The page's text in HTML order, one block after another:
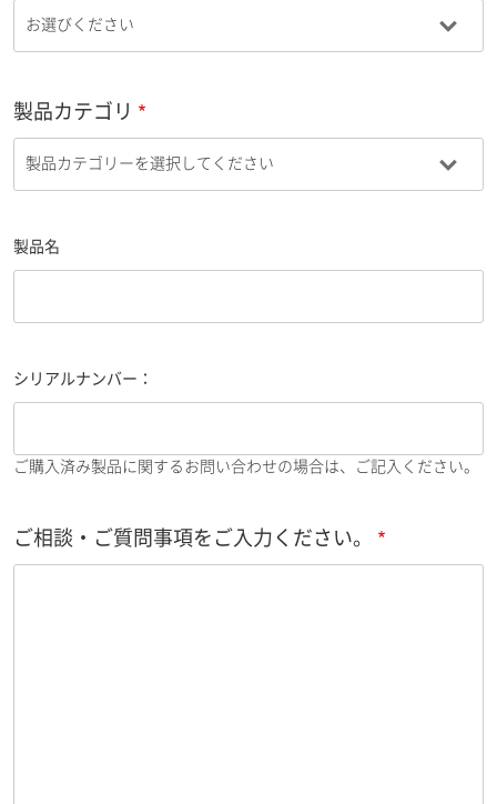
製品カテゴリ
製品名
シリアルナンバー：
ご購入済み製品に関するお問い合わせの場合は、ご記入ください。
ご相談・ご質問事項をご入力ください。